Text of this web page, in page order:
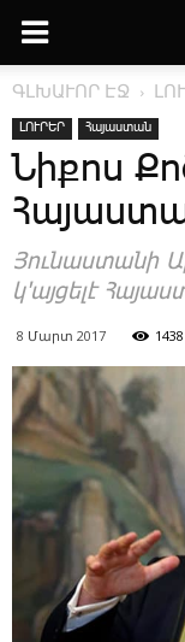
ԳԼԽԱՒՈՐ ԷՋ
ԼՈՒՐԵՐ Հայաստան
Նիքոս
Յունաստանի
կ'այցելէ
8 Մարտ 2017 1438